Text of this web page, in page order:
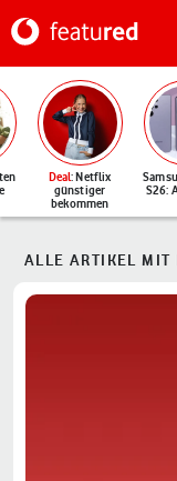
Deal: Netflix
günstiger
bekommen
S26:
ALLE ARTIKEL MIT